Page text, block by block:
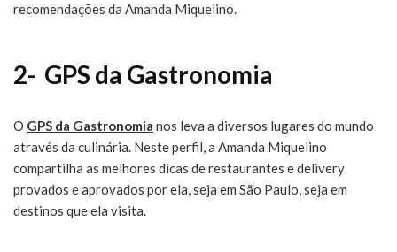
recomendações da Amanda Miquelino.
2- GPS da Gastronomia
O GPS da Gastronomia nos leva a diversos lugares do mundo
através da culinária. Neste perfil, a Amanda Miquelino
compartilha as melhores dicas de restaurantes e delivery
provados e aprovados por ela, seja em São Paulo, seja em
destinos que ela visita.